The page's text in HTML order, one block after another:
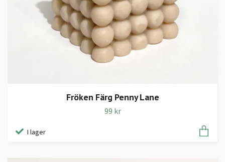
Fröken Färg Penny Lane
99 kr
I lager